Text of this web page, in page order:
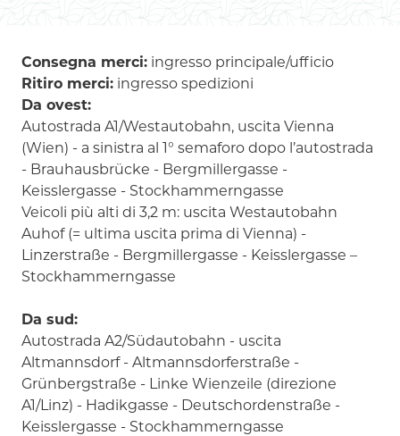
Consegna merci: ingresso principale/ufficio
Ritiro merci: ingresso spedizioni
Da ovest:
Autostrada A1/Westautobahn, uscita Vienna
(Wien) - a sinistra al 1° semaforo dopo l’autostrada
- Brauhausbrücke - Bergmillergasse -
Keisslergasse - Stockhammerngasse
Veicoli più alti di 3,2 m: uscita Westautobahn
Auhof (= ultima uscita prima di Vienna) -
Linzerstraße - Bergmillergasse - Keisslergasse –
Stockhammerngasse
Da sud:
Autostrada A2/Südautobahn - uscita
Altmannsdorf - Altmannsdorferstraße -
Grünbergstraße - Linke Wienzeile (direzione
A1/Linz) - Hadikgasse - Deutschordenstraße -
Keisslergasse - Stockhammerngasse